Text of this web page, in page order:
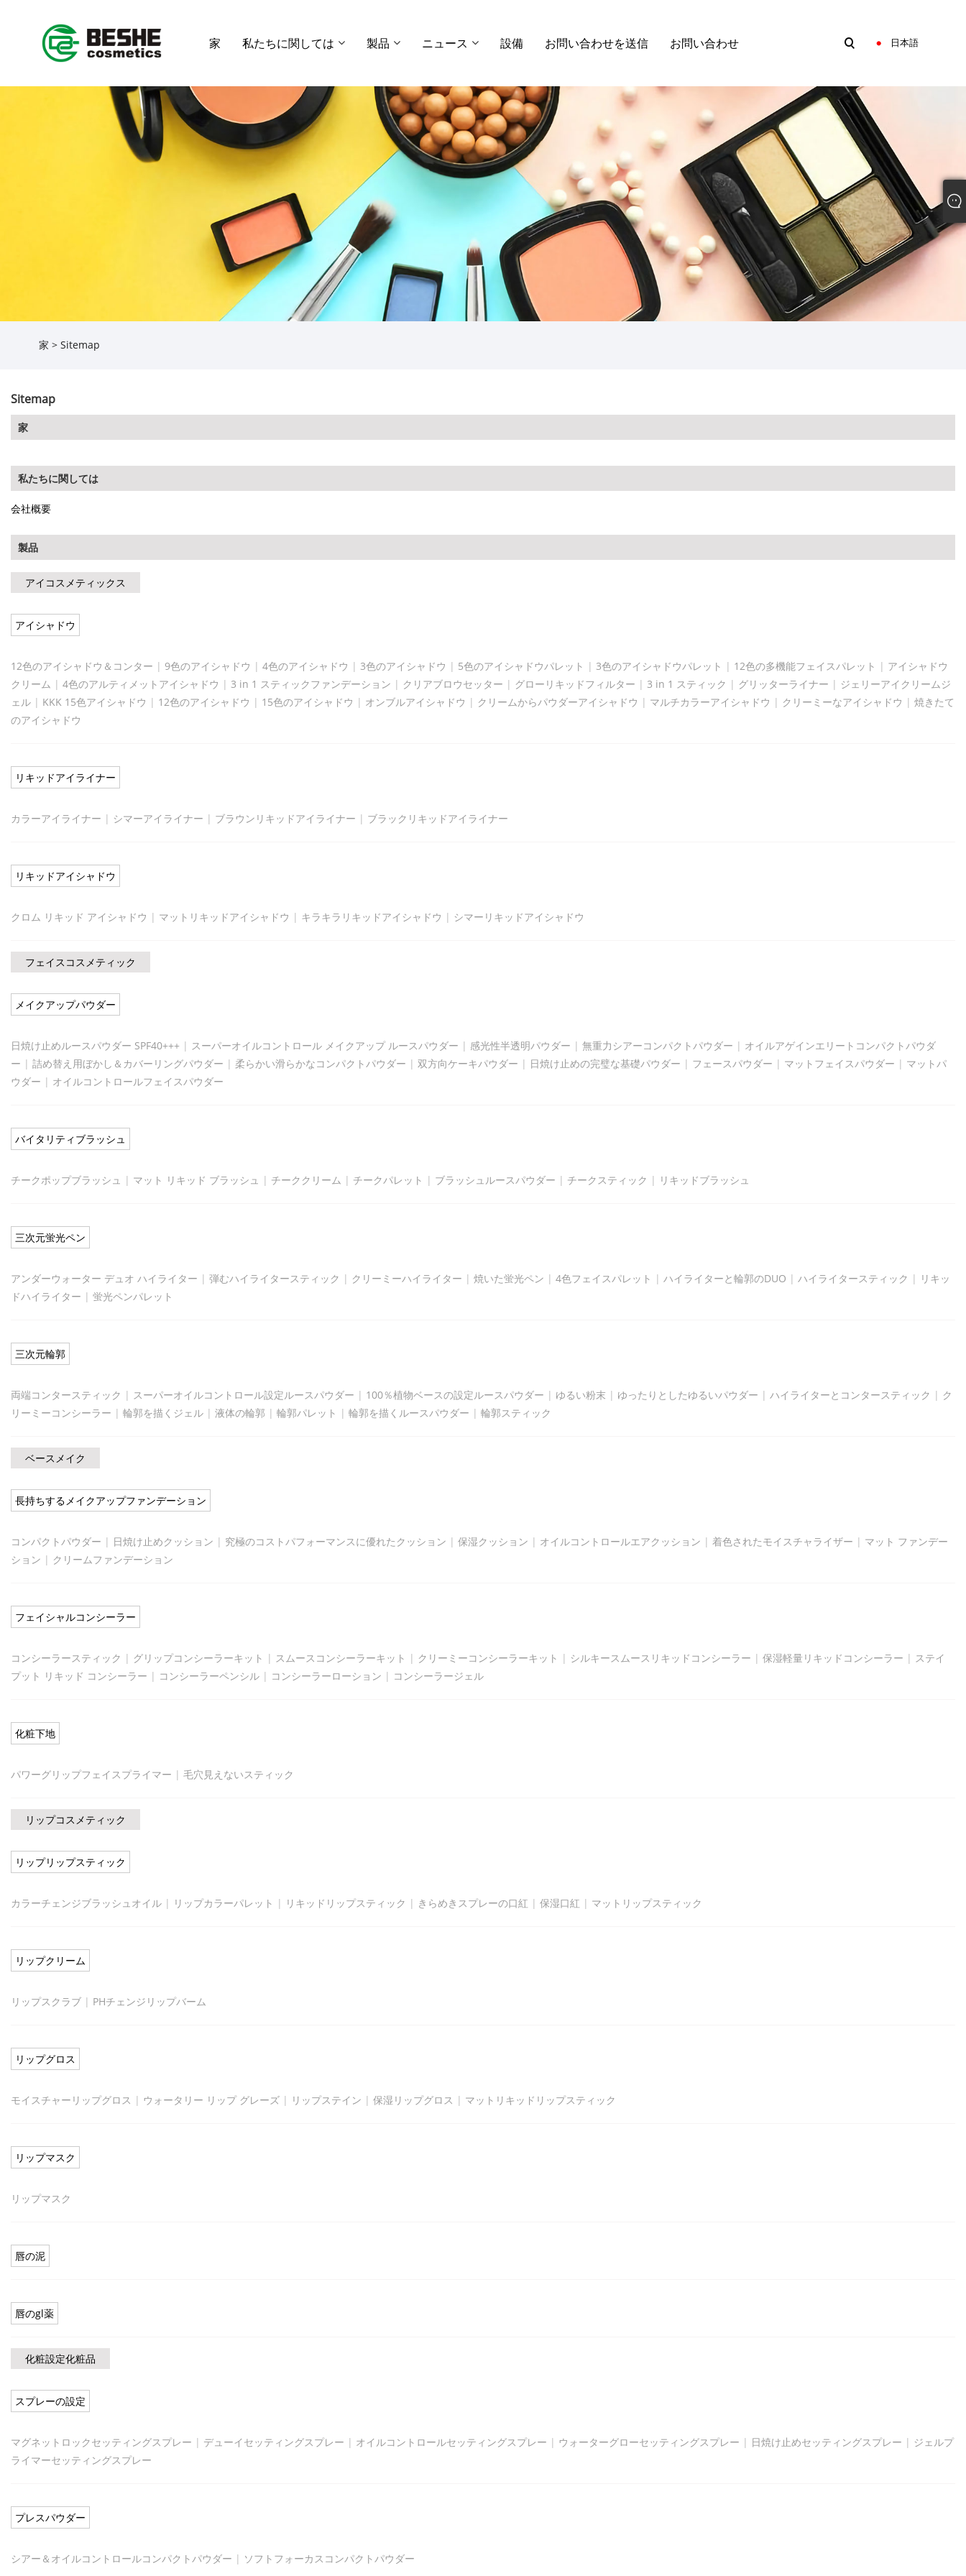
家 私たちに関しては 製品 ニュース 設備 お問い合わせを送信 お問い合わせ 日本語
家 > Sitemap
Sitemap
家
私たちに関しては
会社概要
製品
アイコスメティックス
アイシャドウ
12色のアイシャドウ＆コンター | 9色のアイシャドウ | 4色のアイシャドウ | 3色のアイシャドウ | 5色のアイシャドウパレット | 3色のアイシャドウパレット | 12色の多機能フェイスパレット | アイシャドウ
クリーム | 4色のアルティメットアイシャドウ | 3 in 1 スティックファンデーション | クリアブロウセッター | グローリキッドフィルター | 3 in 1 スティック | グリッターライナー | ジェリーアイクリームジ
ェル | KKK 15色アイシャドウ | 12色のアイシャドウ | 15色のアイシャドウ | オンブルアイシャドウ | クリームからパウダーアイシャドウ | マルチカラーアイシャドウ | クリーミーなアイシャドウ | 焼きたて
のアイシャドウ
リキッドアイライナー
カラーアイライナー | シマーアイライナー | ブラウンリキッドアイライナー | ブラックリキッドアイライナー
リキッドアイシャドウ
クロム リキッド アイシャドウ | マットリキッドアイシャドウ | キラキラリキッドアイシャドウ | シマーリキッドアイシャドウ
フェイスコスメティック
メイクアップパウダー
日焼け止めルースパウダー SPF40+++ | スーパーオイルコントロール メイクアップ ルースパウダー | 感光性半透明パウダー | 無重力シアーコンパクトパウダー | オイルアゲインエリートコンパクトパウダ
ー | 詰め替え用ぼかし＆カバーリングパウダー | 柔らかい滑らかなコンパクトパウダー | 双方向ケーキパウダー | 日焼け止めの完璧な基礎パウダー | フェースパウダー | マットフェイスパウダー | マットパ
ウダー | オイルコントロールフェイスパウダー
バイタリティブラッシュ
チークポップブラッシュ | マット リキッド ブラッシュ | チーククリーム | チークパレット | ブラッシュルースパウダー | チークスティック | リキッドブラッシュ
三次元蛍光ペン
アンダーウォーター デュオ ハイライター | 弾むハイライタースティック | クリーミーハイライター | 焼いた蛍光ペン | 4色フェイスパレット | ハイライターと輪郭のDUO | ハイライタースティック | リキッ
ドハイライター | 蛍光ペンパレット
三次元輪郭
両端コンタースティック | スーパーオイルコントロール設定ルースパウダー | 100％植物ベースの設定ルースパウダー | ゆるい粉末 | ゆったりとしたゆるいパウダー | ハイライターとコンタースティック | ク
リーミーコンシーラー | 輪郭を描くジェル | 液体の輪郭 | 輪郭パレット | 輪郭を描くルースパウダー | 輪郭スティック
ベースメイク
長持ちするメイクアップファンデーション
コンパクトパウダー | 日焼け止めクッション | 究極のコストパフォーマンスに優れたクッション | 保湿クッション | オイルコントロールエアクッション | 着色されたモイスチャライザー | マット ファンデー
ション | クリームファンデーション
フェイシャルコンシーラー
コンシーラースティック | グリップコンシーラーキット | スムースコンシーラーキット | クリーミーコンシーラーキット | シルキースムースリキッドコンシーラー | 保湿軽量リキッドコンシーラー | ステイ
プット リキッド コンシーラー | コンシーラーペンシル | コンシーラーローション | コンシーラージェル
化粧下地
パワーグリップフェイスプライマー | 毛穴見えないスティック
リップコスメティック
リップリップスティック
カラーチェンジブラッシュオイル | リップカラーパレット | リキッドリップスティック | きらめきスプレーの口紅 | 保湿口紅 | マットリップスティック
リップクリーム
リップスクラブ | PHチェンジリップバーム
リップグロス
モイスチャーリップグロス | ウォータリー リップ グレーズ | リップステイン | 保湿リップグロス | マットリキッドリップスティック
リップマスク
リップマスク
唇の泥
唇のgl薬
化粧設定化粧品
スプレーの設定
マグネットロックセッティングスプレー | デューイセッティングスプレー | オイルコントロールセッティングスプレー | ウォーターグローセッティングスプレー | 日焼け止めセッティングスプレー | ジェルプ
ライマーセッティングスプレー
プレスパウダー
シアー＆オイルコントロールコンパクトパウダー | ソフトフォーカスコンパクトパウダー